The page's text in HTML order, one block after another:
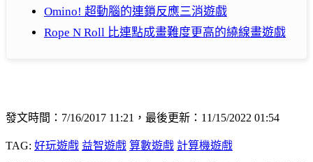
Omino! 超動腦的連鎖反應三消遊戲
Rope N Roll 比連點成畫難度更高的繞線畫遊戲
發文時間：7/16/2017 11:21，最後更新：11/15/2022 01:54
TAG: 好玩遊戲 益智遊戲 算數遊戲 計算機遊戲